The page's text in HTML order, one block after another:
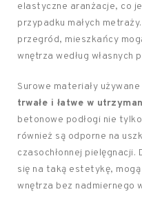
elastyczne aranżacje, co
przypadku małych
przegród, mieszkańcy
wnętrza według własnych
Surowe materiały
trwałe i łatwe w
betonowe podłogi nie
również są odporne na
czasochłonnej pielęgnacji.
się na taką estetykę,
wnętrza bez nadmiernego